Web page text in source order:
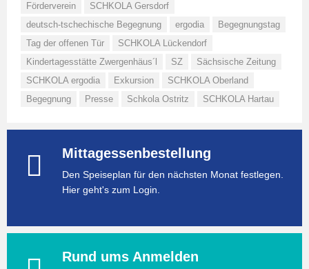
Förderverein
SCHKOLA Gersdorf
deutsch-tschechische Begegnung
ergodia
Begegnungstag
Tag der offenen Tür
SCHKOLA Lückendorf
Kindertagesstätte Zwergenhäus´l
SZ
Sächsische Zeitung
SCHKOLA ergodia
Exkursion
SCHKOLA Oberland
Begegnung
Presse Schkola Ostritz SCHKOLA Hartau
Mittagessenbestellung
Den Speiseplan für den nächsten Monat festlegen.
Hier geht's zum Login.
Rund ums Anmelden